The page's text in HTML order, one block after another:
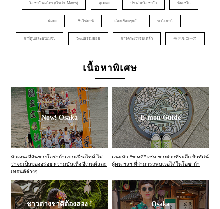
โอซาก้าเมโทร (Osaka Metro) อุเมดะ ปราสาทโอซาก้า ชินเซไก
นัมบะ ชินไซบาชิ ล่องเรือครุยส์ ทาโกยากิ
การ์ตูนและอนิเมชั่น วัฒนธรรมย่อย การตระเวนจิบเหล้า モデルコース
เนื้อหาพิเศษ
Now! Osaka
นำเสนอสีสันของโอซาก้าแบบเรียลไทม์ ไม่
ว่าจะเป็นของอร่อย ความบันเทิง อีเวนต์และ
เทรนด์ต่างๆ
E-mon Guide
แนะนำ “ของดี” เช่น ของฝากที่ระลึก ทิวทัศน์
ผู้คน ฯลฯ ที่สามารถพบเจอได้ในโอซาก้า
ชาวต่างชาติต้องลอง !
Osaka